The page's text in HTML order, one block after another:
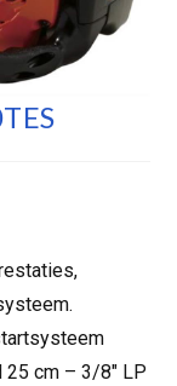
25 cm – 3/8″ LP